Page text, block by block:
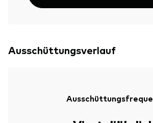
Ausschüttungsverlauf